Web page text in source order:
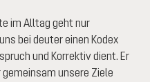
im Alltag geht nur
bei deuter einen Kodex
und Korrektiv dient. Er
unsere Ziele